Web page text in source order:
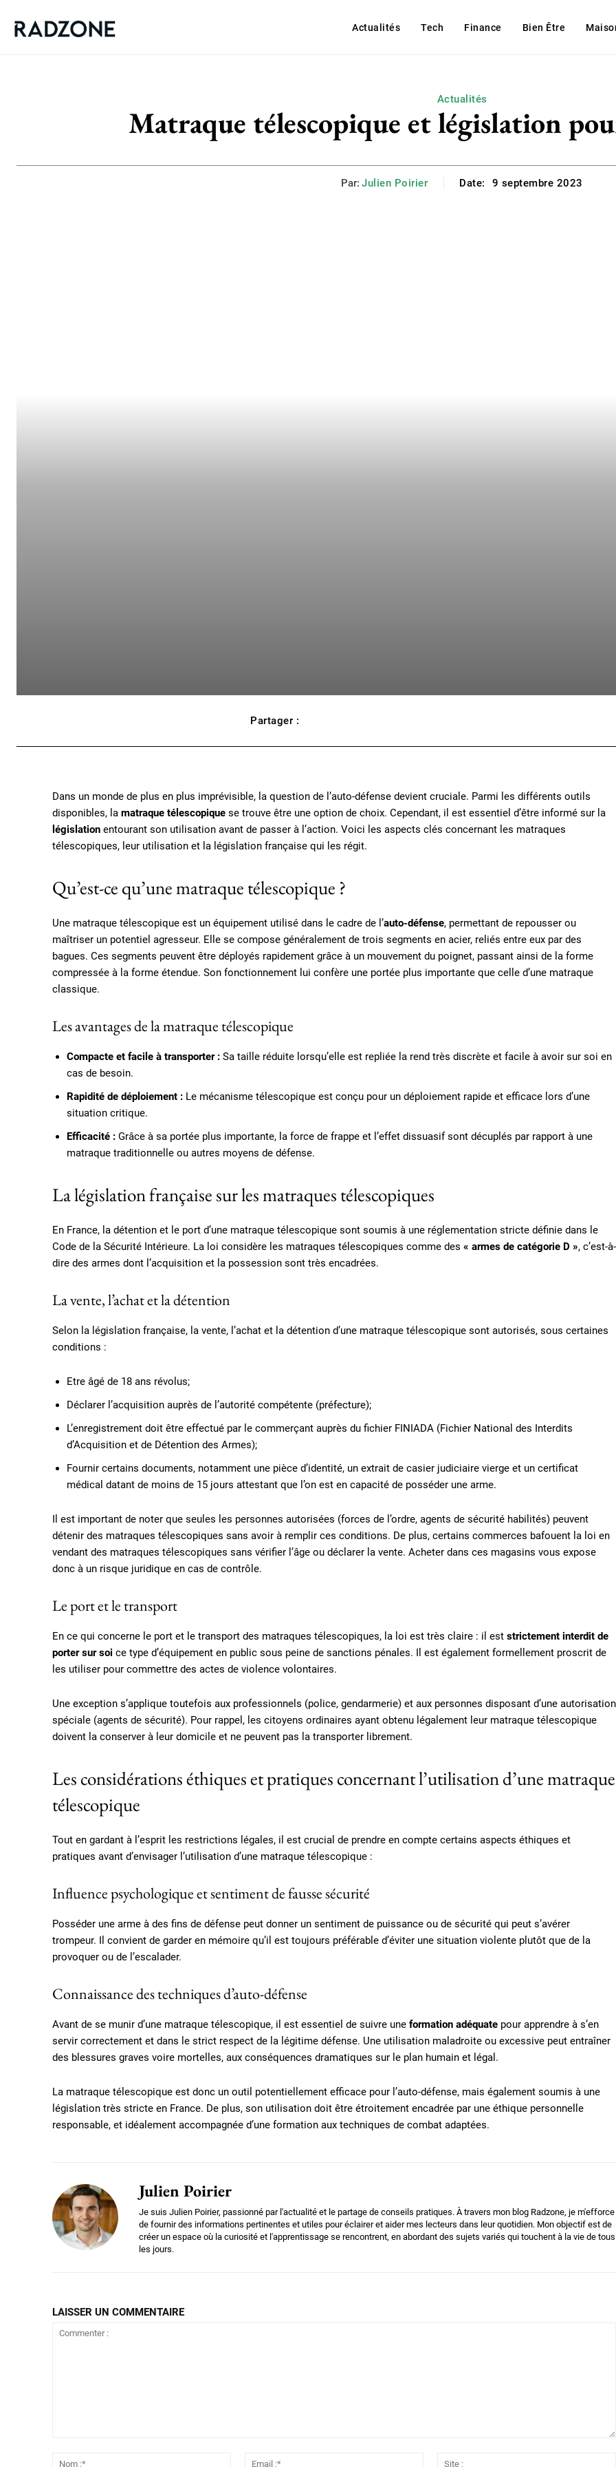
Actualités Tech Finance Bien Être
Actualités
Matraque télescopique et législation
Par: Julien Poirier Date: 9 septembre 2023
Partager :
Dans un monde de plus en plus imprévisible, la question de l’auto-défense devient cruciale. Parmi les différents outils
disponibles, la matraque télescopique se trouve être une option de choix. Cependant, il est essentiel d’être informé sur la
législation entourant son utilisation avant de passer à l’action. Voici les aspects clés concernant les matraques
télescopiques, leur utilisation et la législation française qui les régit.
Qu’est-ce qu’une matraque télescopique ?
Une matraque télescopique est un équipement utilisé dans le cadre de l’auto-défense, permettant de repousser ou
maîtriser un potentiel agresseur. Elle se compose généralement de trois segments en acier, reliés entre eux par des
bagues. Ces segments peuvent être déployés rapidement grâce à un mouvement du poignet, passant ainsi de la forme
compressée à la forme étendue. Son fonctionnement lui confère une portée plus importante que celle d’une matraque
classique.
Les avantages de la matraque télescopique
Compacte et facile à transporter : Sa taille réduite lorsqu’elle est repliée la rend très discrète et facile à avoir sur soi en
cas de besoin.
Rapidité de déploiement : Le mécanisme télescopique est conçu pour un déploiement rapide et efficace lors d’une
situation critique.
Efficacité : Grâce à sa portée plus importante, la force de frappe et l’effet dissuasif sont décuplés par rapport à une
matraque traditionnelle ou autres moyens de défense.
La législation française sur les matraques télescopiques
En France, la détention et le port d’une matraque télescopique sont soumis à une réglementation stricte définie dans le
Code de la Sécurité Intérieure. La loi considère les matraques télescopiques comme des « armes de catégorie D », c’est-à-
dire des armes dont l’acquisition et la possession sont très encadrées.
La vente, l’achat et la détention
Selon la législation française, la vente, l’achat et la détention d’une matraque télescopique sont autorisés, sous certaines
conditions :
Etre âgé de 18 ans révolus;
Déclarer l’acquisition auprès de l’autorité compétente (préfecture);
L’enregistrement doit être effectué par le commerçant auprès du fichier FINIADA (Fichier National des Interdits
d’Acquisition et de Détention des Armes);
Fournir certains documents, notamment une pièce d’identité, un extrait de casier judiciaire vierge et un certificat
médical datant de moins de 15 jours attestant que l’on est en capacité de posséder une arme.
Il est important de noter que seules les personnes autorisées (forces de l’ordre, agents de sécurité habilités) peuvent
détenir des matraques télescopiques sans avoir à remplir ces conditions. De plus, certains commerces bafouent la loi en
vendant des matraques télescopiques sans vérifier l’âge ou déclarer la vente. Acheter dans ces magasins vous expose
donc à un risque juridique en cas de contrôle.
Le port et le transport
En ce qui concerne le port et le transport des matraques télescopiques, la loi est très claire : il est strictement interdit de
porter sur soi ce type d’équipement en public sous peine de sanctions pénales. Il est également formellement proscrit de
les utiliser pour commettre des actes de violence volontaires.
Une exception s’applique toutefois aux professionnels (police, gendarmerie) et aux personnes disposant d’une autorisation
spéciale (agents de sécurité). Pour rappel, les citoyens ordinaires ayant obtenu légalement leur matraque télescopique
doivent la conserver à leur domicile et ne peuvent pas la transporter librement.
Les considérations éthiques et pratiques concernant l’utilisation d’une matraque
télescopique
Tout en gardant à l’esprit les restrictions légales, il est crucial de prendre en compte certains aspects éthiques et
pratiques avant d’envisager l’utilisation d’une matraque télescopique :
Influence psychologique et sentiment de fausse sécurité
Posséder une arme à des fins de défense peut donner un sentiment de puissance ou de sécurité qui peut s’avérer
trompeur. Il convient de garder en mémoire qu’il est toujours préférable d’éviter une situation violente plutôt que de la
provoquer ou de l’escalader.
Connaissance des techniques d’auto-défense
Avant de se munir d’une matraque télescopique, il est essentiel de suivre une formation adéquate pour apprendre à s’en
servir correctement et dans le strict respect de la légitime défense. Une utilisation maladroite ou excessive peut entraîner
des blessures graves voire mortelles, aux conséquences dramatiques sur le plan humain et légal.
La matraque télescopique est donc un outil potentiellement efficace pour l’auto-défense, mais également soumis à une
législation très stricte en France. De plus, son utilisation doit être étroitement encadrée par une éthique personnelle
responsable, et idéalement accompagnée d’une formation aux techniques de combat adaptées.
Julien Poirier
Je suis Julien Poirier, passionné par l'actualité et le partage de conseils pratiques. À travers mon blog Radzone, je m'efforce
de fournir des informations pertinentes et utiles pour éclairer et aider mes lecteurs dans leur quotidien. Mon objectif est de
créer un espace où la curiosité et l'apprentissage se rencontrent, en abordant des sujets variés qui touchent à la vie de tous
les jours.
LAISSER UN COMMENTAIRE
Email